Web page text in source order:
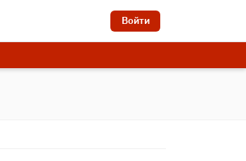
Войти